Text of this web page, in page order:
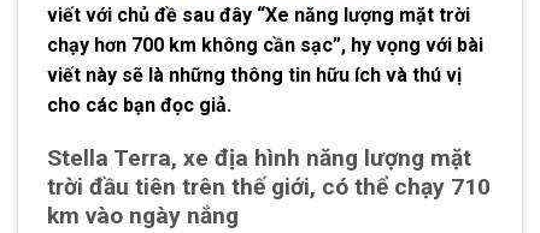
viết với chủ đề sau đây “Xe năng lượng mặt trời
chạy hơn 700 km không cần sạc”, hy vọng với bài
viết này sẽ là những thông tin hữu ích và thú vị
cho các bạn đọc giả.
Stella Terra, xe địa hình năng lượng mặt
trời đầu tiên trên thế giới, có thể chạy 710
km vào ngày nắng